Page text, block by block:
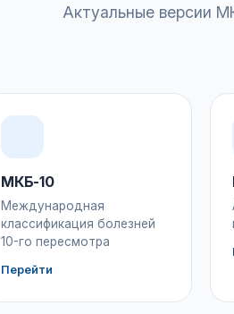
Актуальные версии
МКБ-10
Международная
классификация болезней
10-го пересмотра
Перейти